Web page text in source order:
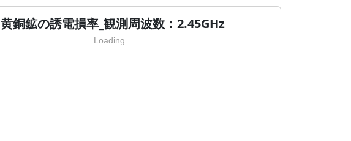
黄銅鉱の誘電損率_観測周波数：2.45GHz
Loading...